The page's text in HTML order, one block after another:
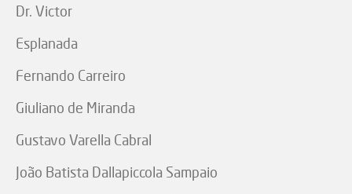
Dr. Victor
Esplanada
Fernando Carreiro
Giuliano de Miranda
Gustavo Varella Cabral
João Batista Dallapiccola Sampaio